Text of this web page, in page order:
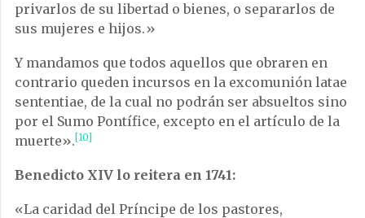
privarlos de su libertad o bienes, o separarlos de
sus mujeres e hijos.»
Y mandamos que todos aquellos que obraren en
contrario queden incursos en la excomunión latae
sententiae, de la cual no podrán ser absueltos sino
por el Sumo Pontífice, excepto en el artículo de la
muerte».[10]
Benedicto XIV lo reitera en 1741:
«La caridad del Príncipe de los pastores,